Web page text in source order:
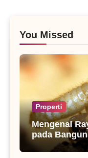
You Missed
Properti
Mengenal
pada